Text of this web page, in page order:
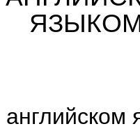
английском